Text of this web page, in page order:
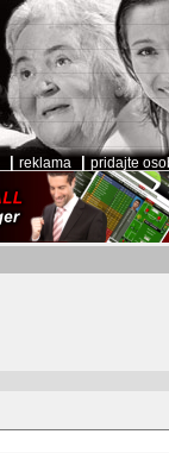
reklama pridajte